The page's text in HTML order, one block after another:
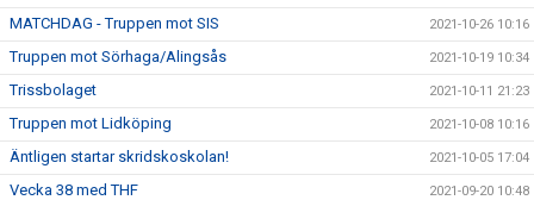
MATCHDAG - Truppen mot SIS 2021-10-26 10:16
Truppen mot Sörhaga/Alingsås 2021-10-19 10:34
Trissbolaget 2021-10-11 21:23
Truppen mot Lidköping 2021-10-08 10:16
Äntligen startar skridskoskolan! 2021-10-05 17:04
Vecka 38 med THF 2021-09-20 10:48